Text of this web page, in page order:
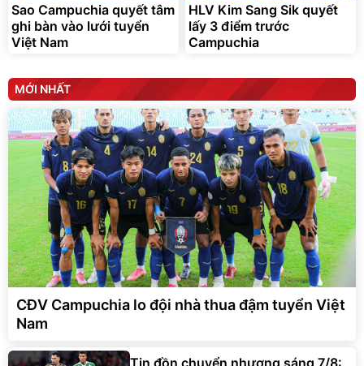
Sao Campuchia quyết tâm
ghi bàn vào lưới tuyển
Việt Nam
HLV Kim Sang Sik quyết
lấy 3 điểm trước
Campuchia
MỚI NHẤT
CĐV Campuchia lo đội nhà thua đậm tuyển Việt
Nam
Tin đồn chuyển nhượng sáng 7/8: